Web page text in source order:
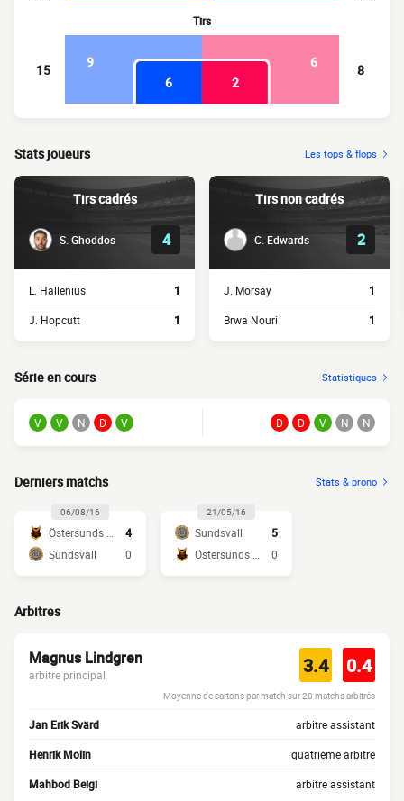
Tirs
15 9
6
6
2
8
Stats joueurs Les tops & flops
Tirs cadrés
S. Ghoddos 4
L. Hallenius 1
J. Hopcutt 1
Tirs non cadrés
C. Edwards 2
J. Morsay 1
Brwa Nouri 1
Série en cours Statistiques
V V N D V D D V N N
Derniers matchs Stats & prono
06/08/16
4
Sundsvall
0
21/05/16
Sundsvall
5
0
Arbitres
Magnus Lindgren
arbitre principal 3.4 0.4
Moyenne de cartons par match sur 20 matchs arbitrés
Jan Erik Svärd arbitre assistant
Henrik Molin quatrième arbitre
Mahbod Beigi arbitre assistant